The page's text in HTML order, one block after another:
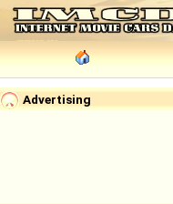
Advertising